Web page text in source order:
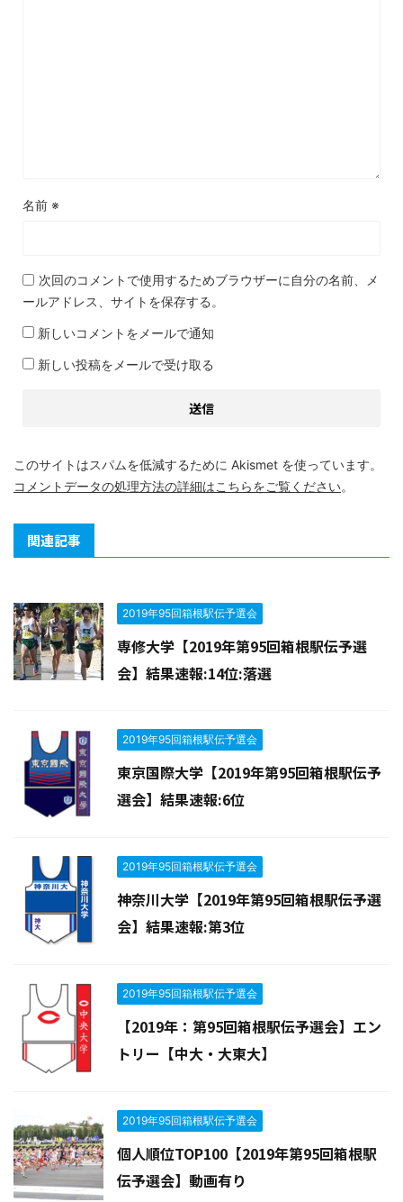
名前 ※
次回のコメントで使用するためブラウザーに自分の名前、メ
ールアドレス、サイトを保存する。
新しいコメントをメールで通知
新しい投稿をメールで受け取る
このサイトはスパムを低減するために Akismet を使っています。
コメントデータの処理方法の詳細はこちらをご覧ください。
関連記事
2019年95回箱根駅伝予選会
専修大学【2019年第95回箱根駅伝予選
会】結果速報:14位:落選
2019年95回箱根駅伝予選会
東京国際大学【2019年第95回箱根駅伝予
選会】結果速報:6位
2019年95回箱根駅伝予選会
神奈川大学【2019年第95回箱根駅伝予選
会】結果速報:第3位
2019年95回箱根駅伝予選会
【2019年：第95回箱根駅伝予選会】エン
トリー【中大・大東大】
2019年95回箱根駅伝予選会
個人順位TOP100【2019年第95回箱根駅
伝予選会】動画有り